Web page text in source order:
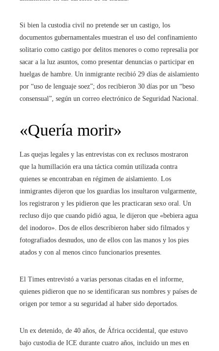
Si bien la custodia civil no pretende ser un castigo, los
documentos gubernamentales muestran el uso del confinamiento
solitario como castigo por delitos menores o como represalia por
sacar a la luz asuntos, como presentar denuncias o participar en
huelgas de hambre. Un inmigrante recibió 29 días de aislamiento
por “uso de lenguaje soez”; dos recibieron 30 días por un “beso
consensual”, según un correo electrónico de Seguridad Nacional.
«Quería morir»
Las quejas legales y las entrevistas con ex reclusos mostraron
que la humillación era una táctica común utilizada contra
quienes se encontraban en régimen de aislamiento. Los
inmigrantes dijeron que los guardias los insultaron vulgarmente,
los registraron y les pidieron que les practicaran sexo oral. Un
recluso dijo que cuando pidió agua, le dijeron que «bebiera agua
del inodoro». Dos de ellos describieron haber sido filmados y
fotografiados desnudos, uno de ellos con las manos y los pies
atados y con al menos cinco funcionarios presentes.
El Times entrevistó a varias personas citadas en el informe,
quienes pidieron que no se identificaran sus nombres y países de
origen por temor a su seguridad al haber sido deportados.
Un ex detenido, de 40 años, de África occidental, que estuvo
bajo custodia de ICE durante cuatro años, incluido un mes en